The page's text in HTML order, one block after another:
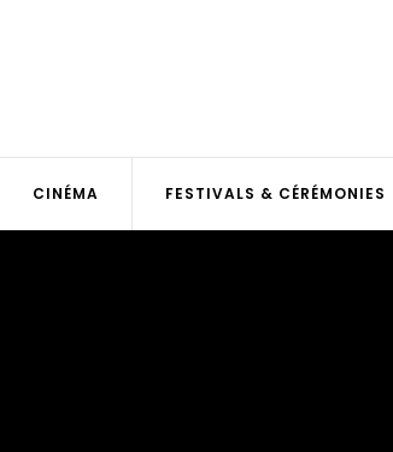
CINÉMA FESTIVALS & CÉRÉMONIES